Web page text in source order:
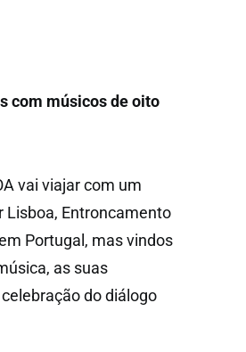
com músicos de oito
vai viajar com um
Lisboa, Entroncamento
Portugal, mas vindos
as suas
do diálogo